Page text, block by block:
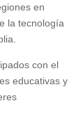
en
la tecnología
con el
educativas y